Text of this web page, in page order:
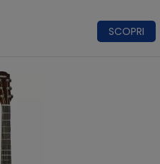
SCOPRI